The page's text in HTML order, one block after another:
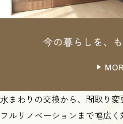
⽔まわりの交換から、間取り
フルリノベーションまで幅広く